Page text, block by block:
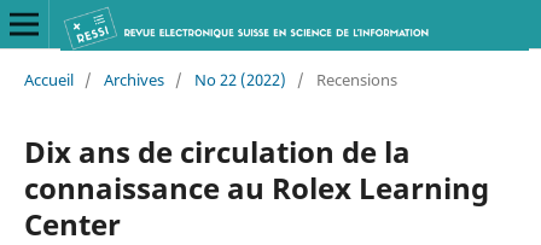
Accueil / Archives / No 22 (2022) / Recensions
Dix ans de circulation de la
connaissance au Rolex Learning
Center